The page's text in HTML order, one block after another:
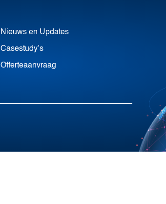
Nieuws en Updates
Casestudy’s
Offerteaanvraag